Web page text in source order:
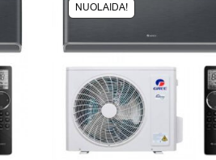
NUOLAIDA!